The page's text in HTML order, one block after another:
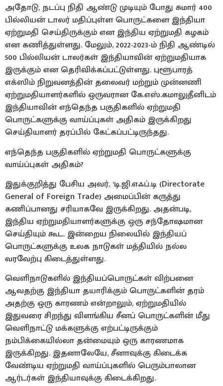
அதோடு, நடப்பு நிதி ஆண்டு முடியும் போது சுமார் 400
பில்லியன் டாலர் மதிப்புள்ள பொருட்களை இந்தியா
ஏற்றுமதி செய்திருக்கும் என இந்திய ஏற்றுமதி கழகம்
என கணித்துள்ளது. மேலும், 2022-2023-ம் நிதி ஆண்டில்
500 பில்லியன் டாலர்கள் இந்தியாவின் ஏற்றுமதியாக
இருக்கும் என தெரிவிக்கப்பட்டுள்ளது. புளூபாரத்
எக்ஸிம் நிறுவனத்தின் தலைவர் மற்றும் முன்னணி
ஏற்றுமதியாளர்களில் ஒருவரான கே.எஸ்.கமாலுதீனிடம்
இந்தியாவின் எந்தெந்த பகுதிகளில் ஏற்றுமதி
பொருட்களுக்கு வாய்ப்புகள் அதிகம் இருக்கிறது
செய்தியாளர் தரப்பில் கேட்கப்பட்டிருந்தது.
எந்தெந்த பகுதிகளில் ஏற்றுமதி பொருட்களுக்கு
வாய்ப்புகள் அதிகம்?
இதுக்குறித்து பேசிய அவர், ‘டி.ஜி.எஃப்.டி (Directorate
General of Foreign Trade) அமைப்பின் கருத்து
கணிப்பானது சரியாகவே இருக்கிறது. அதன்படி,
இந்திய ஏற்றுமதியாளர்களுக்கு ஒரு சந்தோஷமான
செய்தியும் கூட. இன்றைய நிலையில் இந்தியப்
பொருட்களுக்கு உலக நாடுகள் மத்தியில் நல்ல
வரவேற்பு கிடைத்துள்ளது.
வெளிநாடுகளில் இந்தியப்பொருட்கள் விற்பனை
ஆவதற்கு இந்தியா தயாரிக்கும் பொருட்களின் தரம்
அதற்கு ஒரு காரணம் என்றாலும், ஏற்றுமதியில்
இதுவரை சிறந்து விளங்கிய சீனப் பொருட்களின் மீது
வெளிநாட்டு மக்களுக்கு எற்பட்டிருக்கும்
நம்பிக்கையில்லா தன்மையும் ஒரு காரணமாக
இருக்கிறது. இதனாலேயே, சீனாவுக்கு கிடைக்க
வேண்டிய ஏற்றுமதி வாய்ப்புகளில் பெரும்பாலான
ஆர்டர்கள் இந்தியாவுக்கு கிடைக்கிறது.